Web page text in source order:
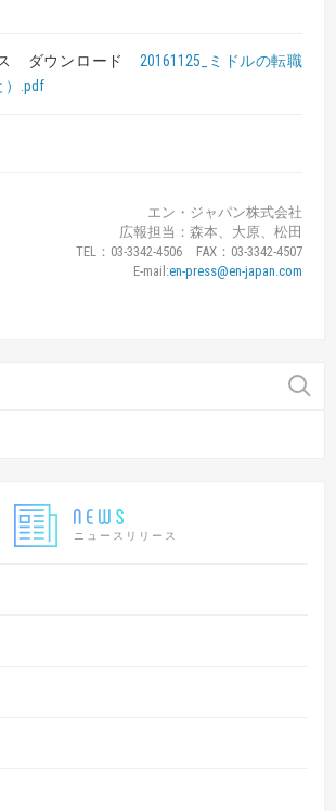
ニュースリリース
ダウンロード 20161125_ミドルの転職
）.pdf
エン・ジャパン株式会社
広報担当：森本、大原、松田
TEL：03-3342-4506 FAX：03-3342-4507
E-mail:en-press@en-japan.com